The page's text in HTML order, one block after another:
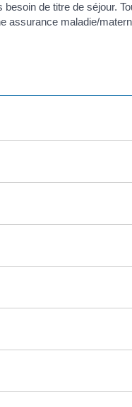
de titre de séjour.
assurance maladie/